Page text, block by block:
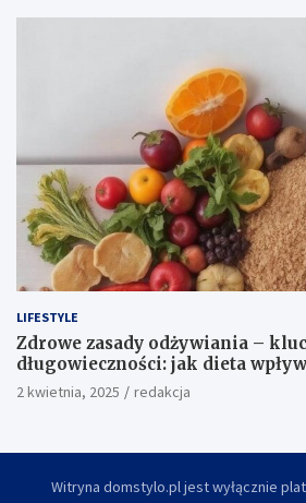
LIFESTYLE
Zdrowe zasady odżywiania –
długowieczności: jak dieta
2 kwietnia, 2025 redakcja
Witryna domstylo.pl jest wyłącznie